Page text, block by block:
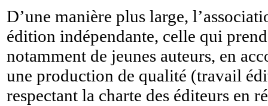
D’une manière plus large,
édition indépendante, celle qui
notamment de jeunes auteurs, en
une production de qualité (travail
respectant la charte des éditeurs en